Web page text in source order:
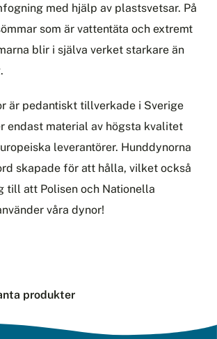
med hjälp av plastsvetsar. På
som är vattentäta och extremt
blir i själva verket starkare än
är pedantiskt tillverkade i Sverige
endast material av högsta kvalitet
leverantörer. Hunddynorna
skapade för att hålla, vilket också
till att Polisen och Nationella
våra dynor!
produkter